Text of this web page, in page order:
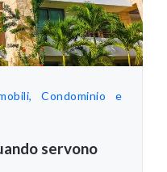
Condominio e
servono